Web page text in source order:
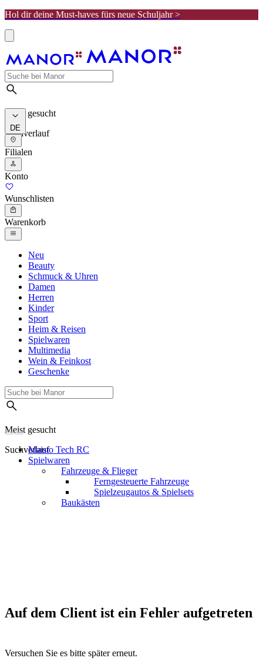
Hol dir deine Must-haves fürs neue Schuljahr >
Meist gesucht
Suchverlauf
DE
Filialen
Konto
Wunschlisten
Warenkorb
Neu
Beauty
Schmuck & Uhren
Damen
Herren
Kinder
Sport
Heim & Reisen
Spielwaren
Multimedia
Wein & Feinkost
Geschenke
Meist gesucht
SuchverlaufMaisto Tech RC
Spielwaren
Fahrzeuge & Flieger
Ferngesteuerte Fahrzeuge
Spielzeugautos & Spielsets
Baukästen
Auf dem Client ist ein Fehler aufgetreten
Versuchen Sie es bitte später erneut.